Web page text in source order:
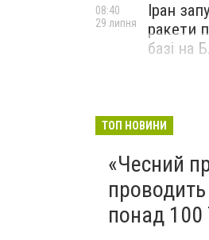
Іран
ракети
базі на
08:40
29 липня
ТОП НОВИНИ
«Чесний
понад